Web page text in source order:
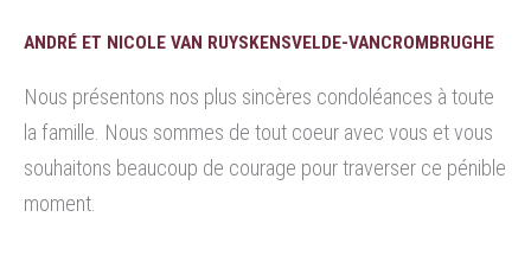
ANDRÉ ET NICOLE VAN RUYSKENSVELDE-VANCROMBRUGHE
Nous présentons nos plus sincères condoléances à toute
la famille. Nous sommes de tout coeur avec vous et vous
souhaitons beaucoup de courage pour traverser ce pénible
moment.